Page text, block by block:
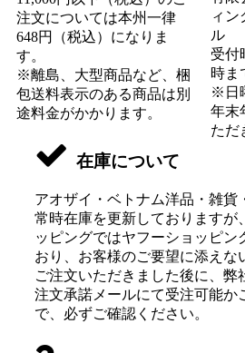
注文については本州一律
648円（税込）になりま
す。
※離島、大型商品など、梱
包送料表示のある商品は別
途料金がかかります。
ィン
ル
受付
時ま
※日
年末
ただ
在庫について
アオザイ・ベトナム洋品・雑貨
常時在庫を更新しておりますが
ッピングではヤフーショッピン
おり、お客様のご要望に添えな
ご注文いただきました後に、弊
注文承諾メールにて受注可能か
で、必ずご確認ください。